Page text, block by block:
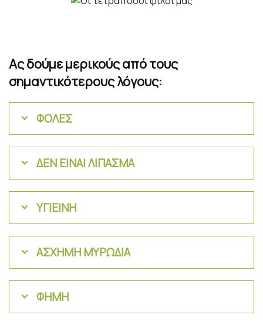
Ας δούμε μερικούς από τους
σημαντικότερους λόγους:
ΦΟΛΕΣ
ΔΕΝ ΕΙΝΑΙ ΛΙΠΑΣΜΑ
ΥΓΙΕΙΝΗ
ΑΣΧΗΜΗ ΜΥΡΩΔΙΑ
ΦΗΜΗ